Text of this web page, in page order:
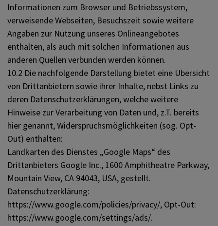
Informationen zum Browser und Betriebssystem,
verweisende Webseiten, Besuchszeit sowie weitere
Angaben zur Nutzung unseres Onlineangebotes
enthalten, als auch mit solchen Informationen aus
anderen Quellen verbunden werden können.
10.2 Die nachfolgende Darstellung bietet eine Übersicht
von Drittanbietern sowie ihrer Inhalte, nebst Links zu
deren Datenschutzerklärungen, welche weitere
Hinweise zur Verarbeitung von Daten und, z.T. bereits
hier genannt, Widerspruchsmöglichkeiten (sog. Opt-
Out) enthalten:
Landkarten des Dienstes „Google Maps“ des
Drittanbieters Google Inc., 1600 Amphitheatre Parkway,
Mountain View, CA 94043, USA, gestellt.
Datenschutzerklärung:
https://www.google.com/policies/privacy/, Opt-Out:
https://www.google.com/settings/ads/.